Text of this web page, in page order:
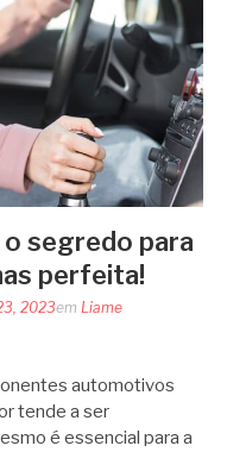
segredo para
perfeita!
2023em Liame
automotivos
tende a ser
é essencial para a